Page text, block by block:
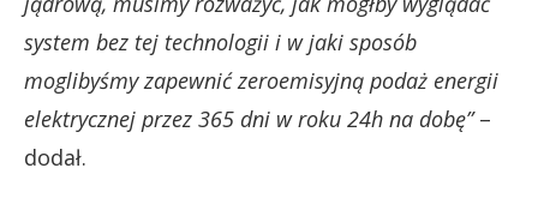
system bez tej technologii i w jaki sposób
moglibyśmy zapewnić zeroemisyjną podaż energii
elektrycznej przez 365 dni w roku 24h na dobę”–
dodał.